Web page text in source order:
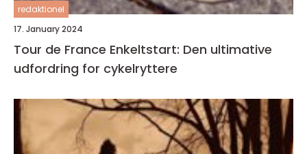
redaktionel
17. January 2024
Tour de France Enkeltstart: Den ultimative
udfordring for cykelryttere